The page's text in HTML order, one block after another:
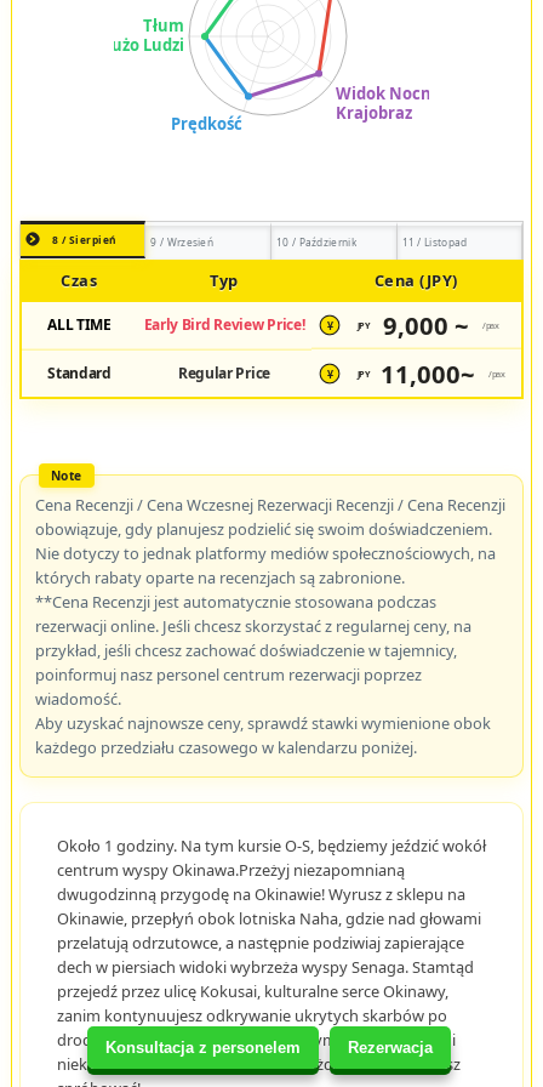
Konsultacja z personelem Rezerwacja
8 / Sierpień 9 / Wrzesień 10 / Październik 11 / Listopad
Czas Typ Cena (JPY)
ALL TIME Early Bird Review Price! ¥ JPY 9,000 ~ /pax
Standard Regular Price ¥ JPY 11,000~ /pax
Cena Recenzji / Cena Wczesnej Rezerwacji Recenzji / Cena Recenzji
obowiązuje, gdy planujesz podzielić się swoim doświadczeniem.
Nie dotyczy to jednak platformy mediów społecznościowych, na
których rabaty oparte na recenzjach są zabronione.
**Cena Recenzji jest automatycznie stosowana podczas
rezerwacji online. Jeśli chcesz skorzystać z regularnej ceny, na
przykład, jeśli chcesz zachować doświadczenie w tajemnicy,
poinformuj nasz personel centrum rezerwacji poprzez
wiadomość.
Aby uzyskać najnowsze ceny, sprawdź stawki wymienione obok
każdego przedziału czasowego w kalendarzu poniżej.
Około 1 godziny. Na tym kursie O-S, będziemy jeździć wokół
centrum wyspy Okinawa.Przeżyj niezapomnianą
dwugodzinną przygodę na Okinawie! Wyrusz z sklepu na
Okinawie, przepłyń obok lotniska Naha, gdzie nad głowami
przelatują odrzutowce, a następnie podziwiaj zapierające
dech w piersiach widoki wybrzeża wyspy Senaga. Stamtąd
przejedź przez ulicę Kokusai, kulturalne serce Okinawy,
zanim kontynuujesz odkrywanie ukrytych skarbów po
drodze. Z morskimi bryzami, tętniącymi życiem ulicami i
niekończącą się ekscytacją, to przejażdżka, której musisz